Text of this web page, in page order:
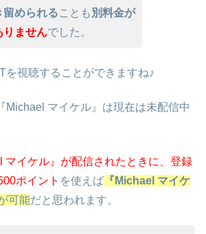
留められることも 別料金が
りませんでした。
を視聴することができますね♪
Michael マイケル』は現在は未配信中
マイケル』が配信されたときに、 登録
ポイント を使えば 『Michael マイケ
可能だと思われます。